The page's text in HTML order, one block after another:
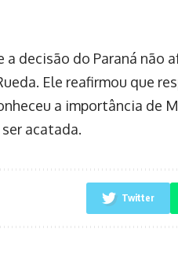
decisão do Paraná não
Ele reafirmou que
a importância de
acatada.
Twitter